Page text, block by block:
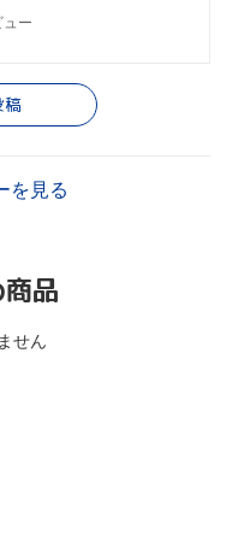
ー
稿
を見る
品
せん